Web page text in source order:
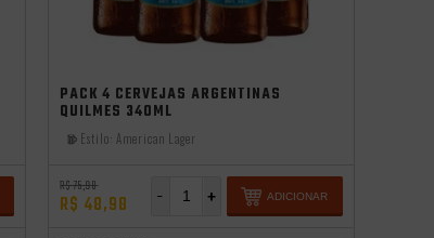
PACK 4 CERVEJAS ARGENTINAS
QUILMES 340ML
Estilo: American Lager
R$ 75,98
R$ 48,98 +
- ADICIONAR